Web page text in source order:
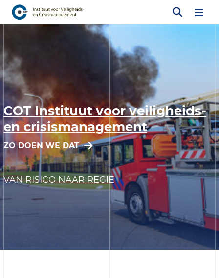
COT Instituut voor veiligheids-
en crisismanagement
ZO DOEN WE DAT
VAN RISICO NAAR REGIE